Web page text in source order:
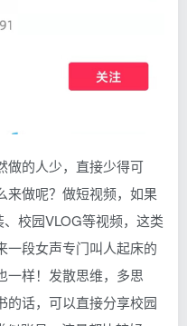
做的人少，直接少得可
来做呢？做短视频，如果
校园VLOG等视频，这类
一段女声专门叫人起床的
一样！发散思维，多思
的话，可以直接分享校园